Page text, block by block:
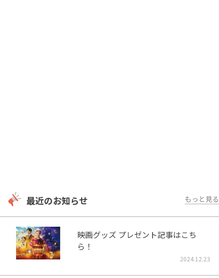
最近のお知らせ もっと見る
映画グッズ プレゼント記事はこち
ら！
2024.12.23